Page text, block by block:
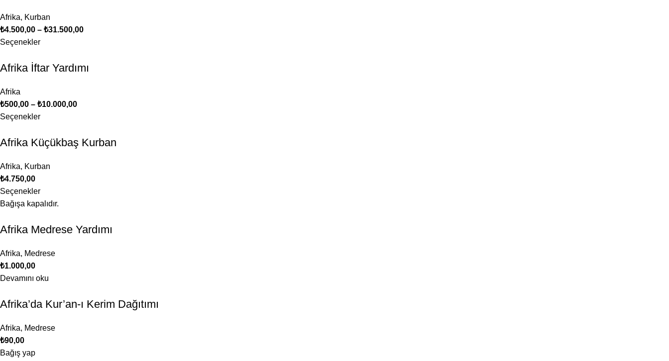
Afrika, Kurban
₺4.500,00 – ₺31.500,00
Seçenekler
Afrika İftar Yardımı
Afrika
₺500,00 – ₺10.000,00
Seçenekler
Afrika Küçükbaş Kurban
Afrika, Kurban
₺4.750,00
Seçenekler
Bağışa kapalıdır.
Afrika Medrese Yardımı
Afrika, Medrese
₺1.000,00
Devamını oku
Afrika’da Kur’an-ı Kerim Dağıtımı
Afrika, Medrese
₺90,00
Bağış yap